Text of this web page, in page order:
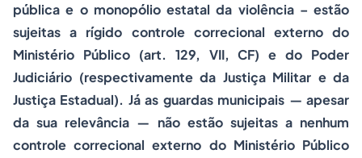
pública e o monopólio estatal da violência – estão
sujeitas a rígido controle correcional externo do
Ministério Público (art. 129, VII, CF) e do Poder
Judiciário (respectivamente da Justiça Militar e da
Justiça Estadual). Já as guardas municipais ― apesar
da sua relevância ― não estão sujeitas a nenhum
controle correcional externo do Ministério Público